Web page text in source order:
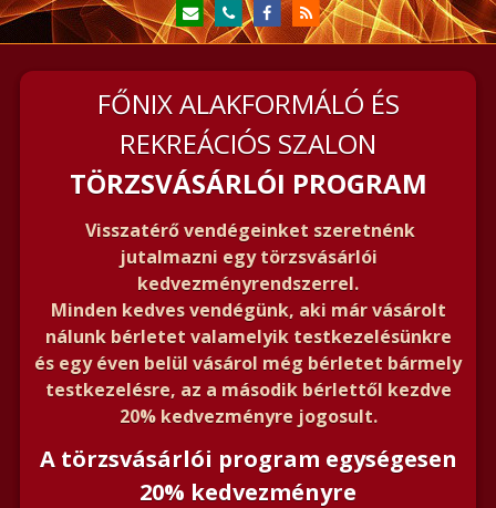
FŐNIX ALAKFORMÁLÓ ÉS
REKREÁCIÓS SZALON
TÖRZSVÁSÁRLÓI PROGRAM
Visszatérő vendégeinket szeretnénk
jutalmazni egy törzsvásárlói
kedvezményrendszerrel.
Minden kedves vendégünk, aki már vásárolt
nálunk bérletet valamelyik testkezelésünkre
és egy éven belül vásárol még bérletet bármely
testkezelésre, az a második bérlettől kezdve
20% kedvezményre jogosult.
A törzsvásárlói program egységesen
20% kedvezményre